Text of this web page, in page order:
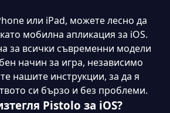
или iPad, можете лесно да
мобилна апликация за iOS.
за всички съвременни модели
начин за игра, независимо
нашите инструкции, за да я
си бързо и без проблеми.
Pistolo за iOS?